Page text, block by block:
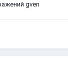
gven